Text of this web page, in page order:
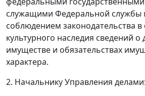
служащими Федеральной службы
соблюдением законодательства
культурного наследия сведений о
имуществе и обязательствах
характера.
2. Начальнику Управления делами: